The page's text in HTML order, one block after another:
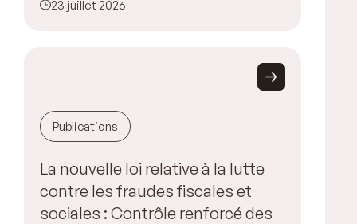
23 juillet 2026
Publications
La nouvelle loi relative à la lutte
contre les fraudes fiscales et
sociales : Contrôle renforcé des